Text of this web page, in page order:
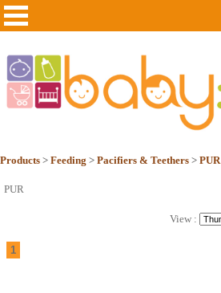
Products > Feeding > Pacifiers & Teethers > PUR
PUR
View :
1